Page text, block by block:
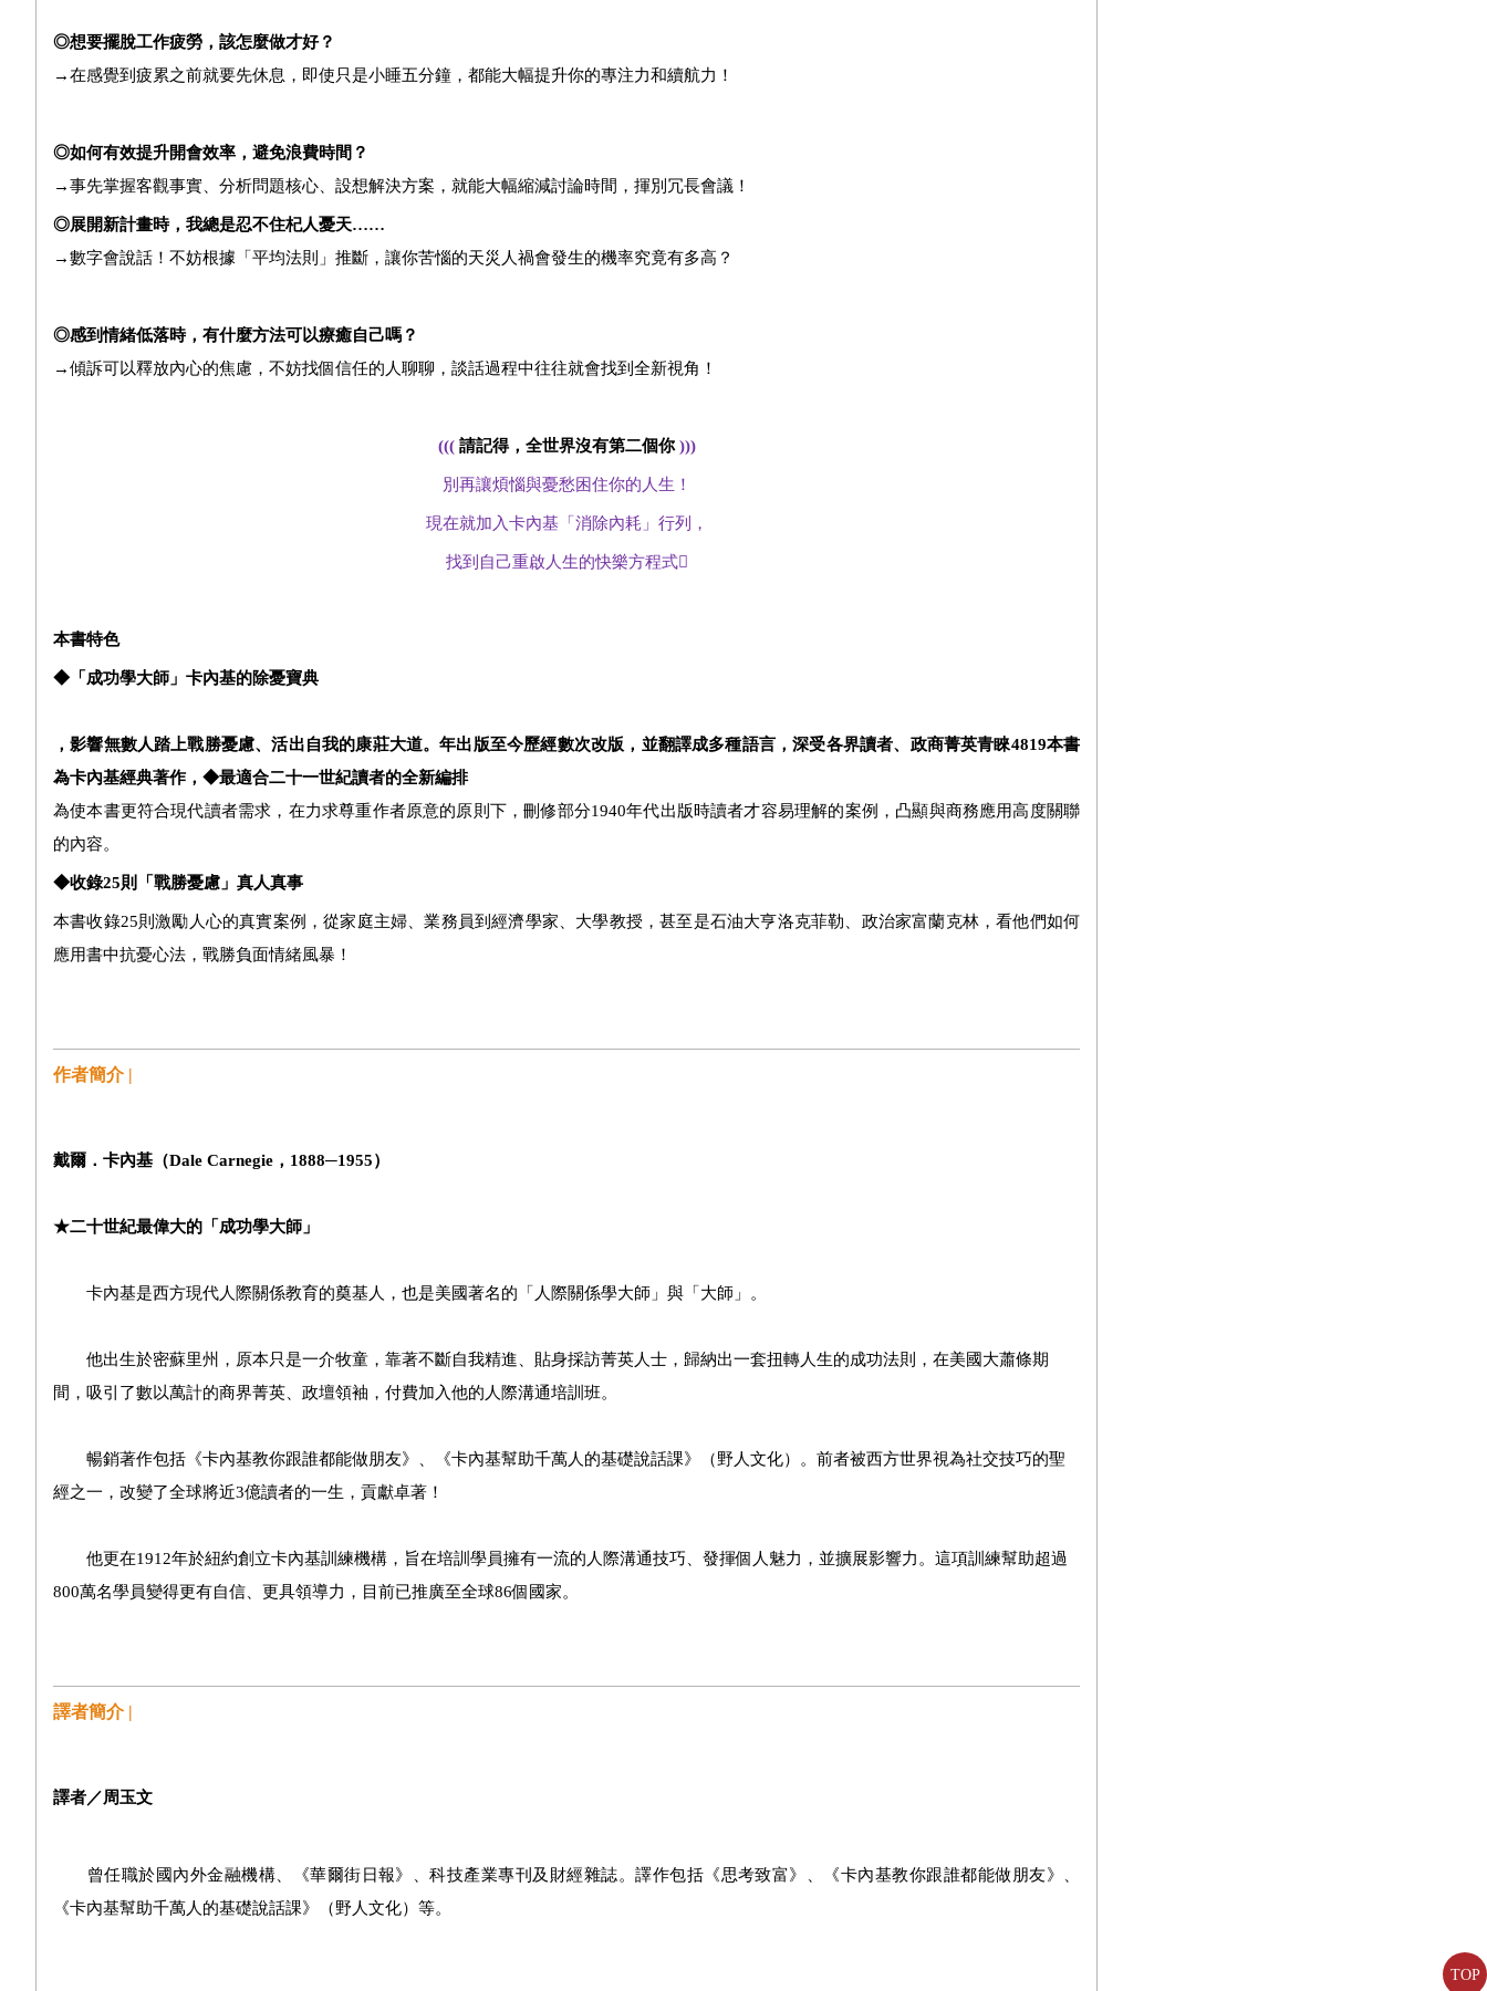
TOP
◎想要擺脫工作疲勞，該怎麼做才好？
→在感覺到疲累之前就要先休息，即使只是小睡五分鐘，都能大幅提升你的專注力和續航力！
◎如何有效提升開會效率，避免浪費時間？
→事先掌握客觀事實、分析問題核心、設想解決方案，就能大幅縮減討論時間，揮別冗長會議！
◎展開新計畫時，我總是忍不住杞人憂天……
→數字會說話！不妨根據「平均法則」推斷，讓你苦惱的天災人禍會發生的機率究竟有多高？
◎感到情緒低落時，有什麼方法可以療癒自己嗎？
→傾訴可以釋放內心的焦慮，不妨找個信任的人聊聊，談話過程中往往就會找到全新視角！
((( 請記得，全世界沒有第二個你 )))
別再讓煩惱與憂愁困住你的人生！
現在就加入卡內基「消除內耗」行列，
找到自己重啟人生的快樂方程式
本書特色
◆「成功學大師」卡內基的除憂寶典
，影響無數人踏上戰勝憂慮、活出自我的康莊大道。年出版至今歷經數次改版，並翻譯成多種語言，深受各界讀者、政商菁英青睞4819本書
為卡內基經典著作，◆最適合二十一世紀讀者的全新編排
為使本書更符合現代讀者需求，在力求尊重作者原意的原則下，刪修部分1940年代出版時讀者才容易理解的案例，凸顯與商務應用高度關聯
的內容。
◆收錄25則「戰勝憂慮」真人真事
本書收錄25則激勵人心的真實案例，從家庭主婦、業務員到經濟學家、大學教授，甚至是石油大亨洛克菲勒、政治家富蘭克林，看他們如何
應用書中抗憂心法，戰勝負面情緒風暴！
作者簡介 |
戴爾．卡內基（Dale Carnegie，1888─1955）
★二十世紀最偉大的「成功學大師」
卡內基是西方現代人際關係教育的奠基人，也是美國著名的「人際關係學大師」與「大師」。
他出生於密蘇里州，原本只是一介牧童，靠著不斷自我精進、貼身採訪菁英人士，歸納出一套扭轉人生的成功法則，在美國大蕭條期
間，吸引了數以萬計的商界菁英、政壇領袖，付費加入他的人際溝通培訓班。
暢銷著作包括《卡內基教你跟誰都能做朋友》、《卡內基幫助千萬人的基礎說話課》（野人文化）。前者被西方世界視為社交技巧的聖
經之一，改變了全球將近3億讀者的一生，貢獻卓著！
他更在1912年於紐約創立卡內基訓練機構，旨在培訓學員擁有一流的人際溝通技巧、發揮個人魅力，並擴展影響力。這項訓練幫助超過
800萬名學員變得更有自信、更具領導力，目前已推廣至全球86個國家。
譯者簡介 |
譯者／周玉文
曾任職於國內外金融機構、《華爾街日報》、科技產業專刊及財經雜誌。譯作包括《思考致富》、《卡內基教你跟誰都能做朋友》、
《卡內基幫助千萬人的基礎說話課》（野人文化）等。